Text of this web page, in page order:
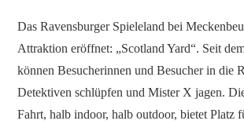
Das Ravensburger Spieleland bei
Attraktion eröffnet: „Scotland Yard“. Seit
können Besucherinnen und Besucher in die
Detektiven schlüpfen und Mister X jagen.
Fahrt, halb indoor, halb outdoor, bietet Platz